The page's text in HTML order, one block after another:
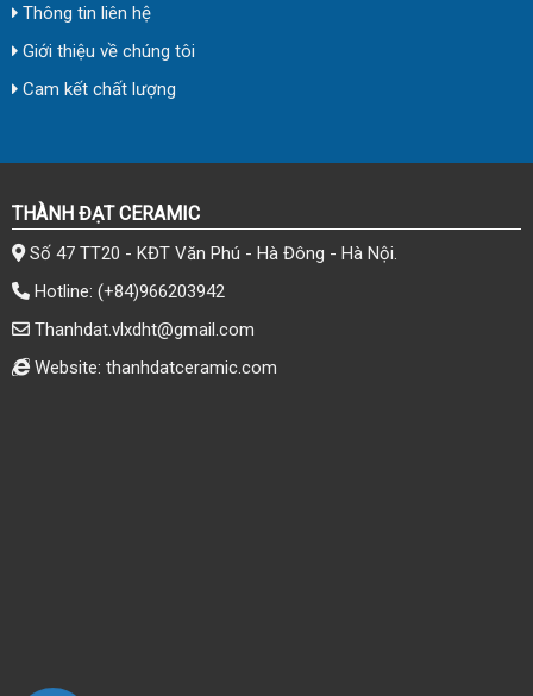
Thông tin liên hệ
Giới thiệu về chúng tôi
Cam kết chất lượng
THÀNH ĐẠT CERAMIC
Số 47 TT20 - KĐT Văn Phú - Hà Đông - Hà Nội.
Hotline: (+84)966203942
Thanhdat.vlxdht@gmail.com
Website: thanhdatceramic.com